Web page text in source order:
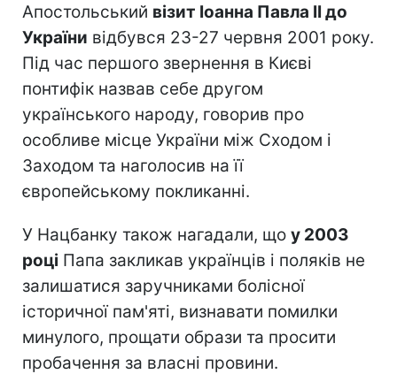
Апостольський візит Іоанна Павла II до
України відбувся 23-27 червня 2001 року.
Під час першого звернення в Києві
понтифік назвав себе другом
українського народу, говорив про
особливе місце України між Сходом і
Заходом та наголосив на її
європейському покликанні.
У Нацбанку також нагадали, що у 2003
році Папа закликав українців і поляків не
залишатися заручниками болісної
історичної пам'яті, визнавати помилки
минулого, прощати образи та просити
пробачення за власні провини.